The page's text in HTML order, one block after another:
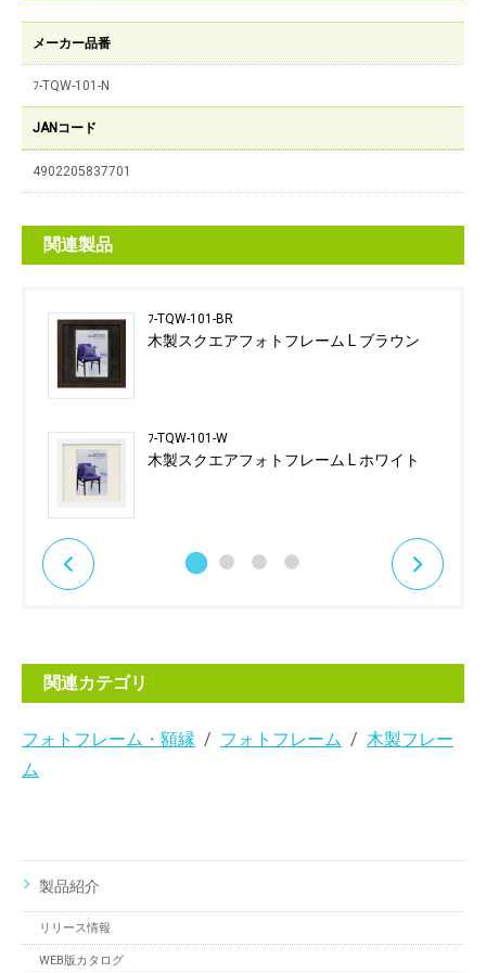
メーカー品番
ﾌ-TQW-101-N
JANコード
4902205837701
関連製品
ﾌ-TQW-101-BR
木製スクエアフォトフレーム L ブラウン
ﾌ-TQW-101-W
木製スクエアフォトフレーム L ホワイト
関連カテゴリ
フォトフレーム・額縁 フォトフレーム
木製フレー
ム
製品紹介
リリース情報
WEB版カタログ